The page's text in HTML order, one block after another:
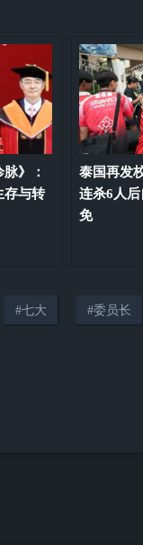
》：
存与转
泰国再发
连杀6人
免
#七大 #委员长